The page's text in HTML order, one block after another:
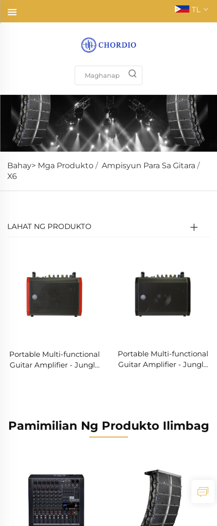
TL
Bahay> Mga Produkto / Ampisyun Para Sa Gitara /
X6
LAHAT NG PRODUKTO
Portable Multi-functional
Guitar Amplifier - Jungle
Portable Multi-functional
Guitar Amplifier - Jungle
Pamimilian Ng Produkto Ilimbag